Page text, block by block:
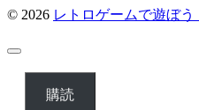
© 2026 レトロゲームで遊ぼう
購読